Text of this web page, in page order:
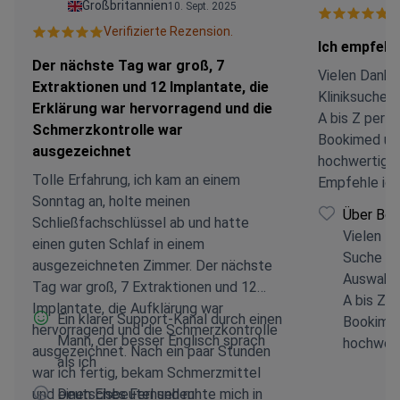
Großbritannien10. Sept. 2025
Verifizierte Rezension.
Der nächste Tag war groß, 7
Extraktionen und 12 Implantate, die
Erklärung war hervorragend und die
Schmerzkontrolle war
ausgezeichnet
Tolle Erfahrung, ich kam an einem
Sonntag an, holte meinen
Schließfachschlüssel ab und hatte
einen guten Schlaf in einem
ausgezeichneten Zimmer. Der nächste
Tag war groß, 7 Extraktionen und 12
Implantate, die Aufklärung war
hervorragend und die Schmerzkontrolle
ausgezeichnet. Nach ein paar Stunden
war ich fertig, bekam Schmerzmittel
und einen Eisbeutel und ruhte mich in
Ein klarer Support-Kanal durch einen
Mann, der besser Englisch sprach
als ich
Deutsches Fernsehen
Ich
Vielen Dank
Kliniksuche
A bis Z
Bookimed
hochwertig
Empfehle
Über
Vielen
Suche
Auswahl
A bis Z